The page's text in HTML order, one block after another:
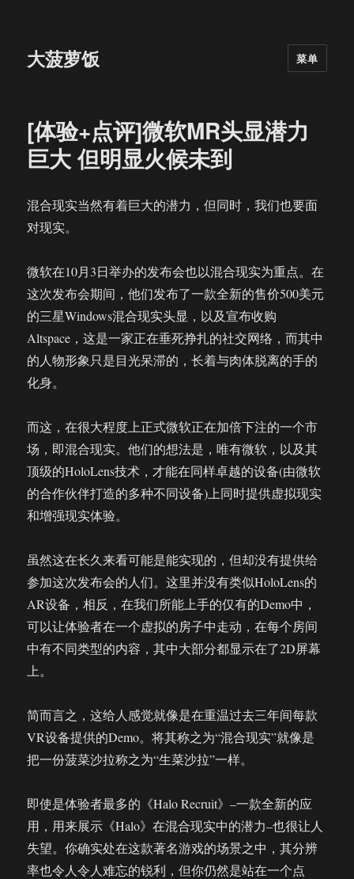
大菠萝饭 菜单
[体验+点评]微软MR头显潜力
巨大 但明显火候未到
混合现实当然有着巨大的潜力，但同时，我们也要面
对现实。
微软在10月3日举办的发布会也以混合现实为重点。在
这次发布会期间，他们发布了一款全新的售价500美元
的三星Windows混合现实头显，以及宣布收购
Altspace，这是一家正在垂死挣扎的社交网络，而其中
的人物形象只是目光呆滞的，长着与肉体脱离的手的
化身。
而这，在很大程度上正式微软正在加倍下注的一个市
场，即混合现实。他们的想法是，唯有微软，以及其
顶级的HoloLens技术，才能在同样卓越的设备(由微软
的合作伙伴打造的多种不同设备)上同时提供虚拟现实
和增强现实体验。
虽然这在长久来看可能是能实现的，但却没有提供给
参加这次发布会的人们。这里并没有类似HoloLens的
AR设备，相反，在我们所能上手的仅有的Demo中，
可以让体验者在一个虚拟的房子中走动，在每个房间
中有不同类型的内容，其中大部分都显示在了2D屏幕
上。
简而言之，这给人感觉就像是在重温过去三年间每款
VR设备提供的Demo。将其称之为“混合现实”就像是
把一份菠菜沙拉称之为“生菜沙拉”一样。
即使是体验者最多的《Halo Recruit》–一款全新的应
用，用来展示《Halo》在混合现实中的潜力–也很让人
失望。你确实处在这款著名游戏的场景之中，其分辨
率也令人令人难忘的锐利，但你仍然是站在一个点